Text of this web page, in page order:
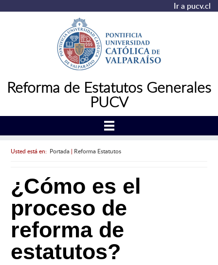
Ir a pucv.cl
Reforma de Estatutos Generales
PUCV
Usted está en: Portada| Reforma Estatutos
¿Cómo es el
proceso de
reforma de
estatutos?